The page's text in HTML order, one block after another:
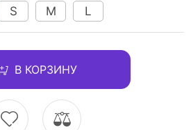
S M L
В КОРЗИНУ